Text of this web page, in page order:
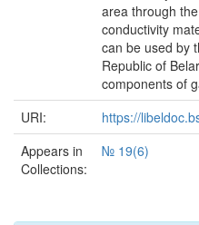
area through
conductivity
can be used by
Republic of
components of
URI:
https://
Appears in
Collections:
№ 19(6)